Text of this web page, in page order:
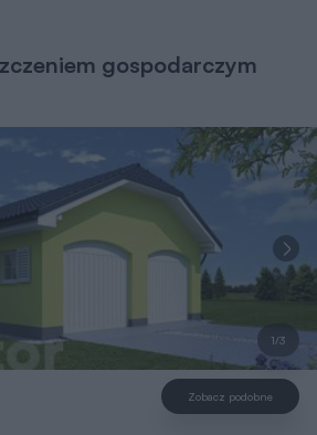
gospodarczym
1/3
Zobacz podobne